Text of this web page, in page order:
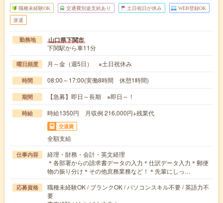
職種未経験OK 交通費別途支給あり 土日祝日が休み WEB登録OK
派遣
勤務地 山口県下関市
下関駅から車11分
曜日頻度 月～金（週5日） ※土日祝休み
時間 08:00～17:00(実働8時間 休憩1時間)
期間 【急募】即日～長期 ※即日～！
時給 時給1350円 月収例 216,000円+残業代
交通費
全額支給
仕事内容
経理・財務・会計・英文経理
＊各部署からの請求書データの入力＊仕訳データ入力＊郵便
物の振り分け＊その他庶務業務など！＊先輩にしっ…
応募資格
職種未経験OK / ブランクOK / パソコンスキル不要 / 英語力不
要